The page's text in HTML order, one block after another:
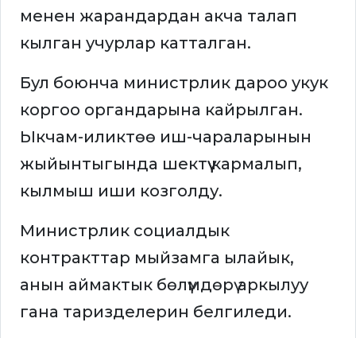
менен жарандардан акча талап
кылган учурлар катталган.
Бул боюнча министрлик дароо укук
коргоо органдарына кайрылган.
Ыкчам-иликтөө иш-чараларынын
жыйынтыгында шектүү кармалып,
кылмыш иши козголду.
Министрлик социалдык
контракттар мыйзамга ылайык,
анын аймактык бөлүмдөрү аркылуу
гана таризделерин белгиледи.